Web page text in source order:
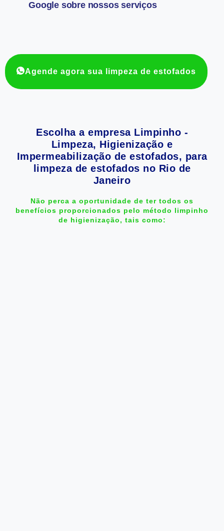
Google sobre nossos serviços
Agende agora sua limpeza de estofados
Escolha a empresa Limpinho -
Limpeza, Higienização e
Impermeabilização de estofados, para
limpeza de estofados no Rio de
Janeiro
Não perca a oportunidade de ter todos os
benefícios proporcionados pelo método limpinho
de higienização, tais como: